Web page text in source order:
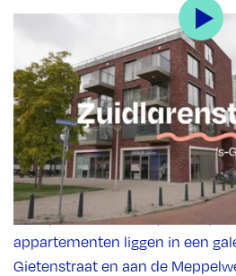
Hoe ziet de locatie
Onze woonlocatie ligt in de wijk
(stadsdeel Escamp) in Den
Leyweg en HagaZiekenhuis
Werk- en leerlocatieMelis
afstand fietsen. Onze locatie is
het openbaar vervoer, zowel per
appartementen liggen in een
Gietenstraat en aan de